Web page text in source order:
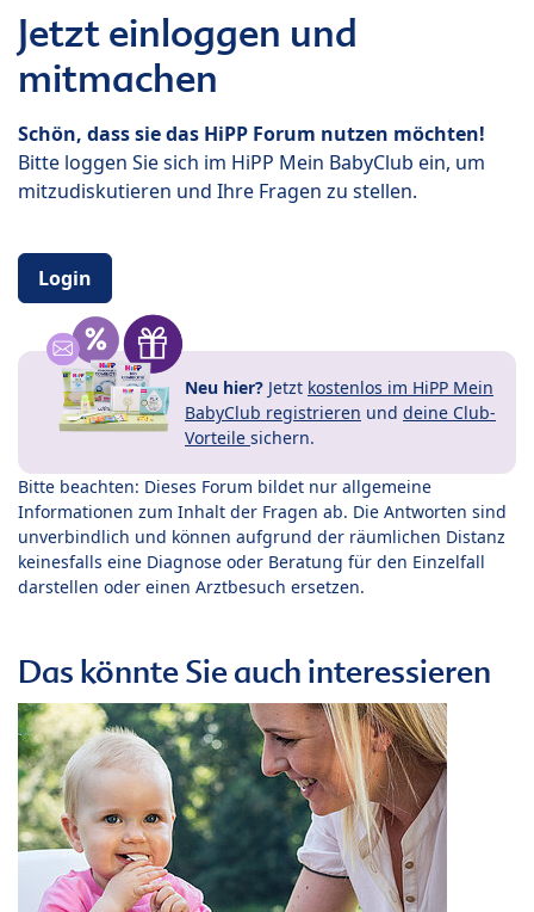
Jetzt einloggen und
mitmachen
Schön, dass sie das HiPP Forum nutzen möchten!
Bitte loggen Sie sich im HiPP Mein BabyClub ein, um
mitzudiskutieren und Ihre Fragen zu stellen.
Login
Neu hier? Jetzt kostenlos im HiPP Mein
BabyClub registrieren und deine Club-
Vorteile sichern.
Bitte beachten: Dieses Forum bildet nur allgemeine
Informationen zum Inhalt der Fragen ab. Die Antworten sind
unverbindlich und können aufgrund der räumlichen Distanz
keinesfalls eine Diagnose oder Beratung für den Einzelfall
darstellen oder einen Arztbesuch ersetzen.
Das könnte Sie auch interessieren